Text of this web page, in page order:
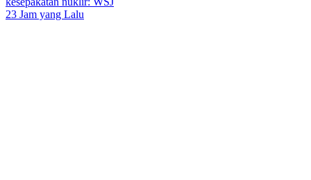
23 Jam yang Lalu